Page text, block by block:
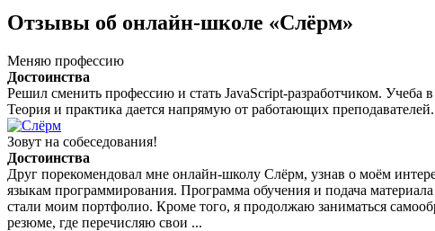
Отзывы об онлайн-школе «Слёрм»
Меняю профессию
Достоинства
Решил сменить профессию и стать JavaScript-разработчиком.
Теория и практика дается напрямую от работающих преподавателей.
Зовут на собеседования!
Достоинства
Друг порекомендовал мне онлайн-школу Слёрм, узнав о моём
языкам программирования. Программа обучения и подача
стали моим портфолио. Кроме того, я продолжаю заниматься
резюме, где перечисляю свои ...